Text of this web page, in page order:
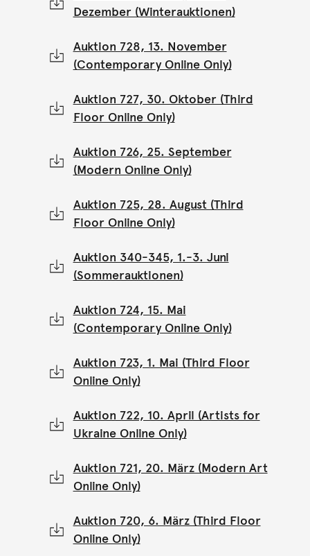
Dezember (Winterauktionen)
Auktion 728, 13. November
(Contemporary Online Only)
Auktion 727, 30. Oktober (Third
Floor Online Only)
Auktion 726, 25. September
(Modern Online Only)
Auktion 725, 28. August (Third
Floor Online Only)
Auktion 340-345, 1.-3. Juni
(Sommerauktionen)
Auktion 724, 15. Mai
(Contemporary Online Only)
Auktion 723, 1. Mai (Third Floor
Online Only)
Auktion 722, 10. April (Artists for
Ukraine Online Only)
Auktion 721, 20. März (Modern Art
Online Only)
Auktion 720, 6. März (Third Floor
Online Only)